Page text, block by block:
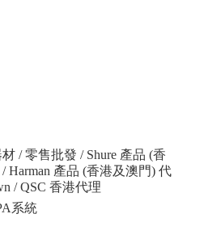
/ 零售批發 / Shure 產品 (香
Harman 產品 (香港及澳門) 代
/ QSC 香港代理
系統